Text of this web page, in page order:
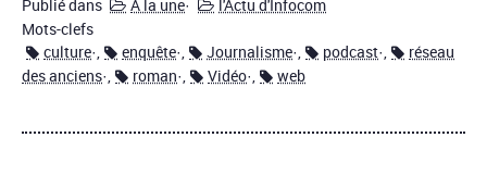
Publié dans À la une·
l'Actu d'Infocom
Mots-clefs
culture·, enquête·, Journalisme·, podcast·,
réseau
des anciens·, roman·, Vidéo·, web